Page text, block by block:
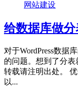
网站建设
给数据库做
对于WordPress数据
的问题。想到了分表
转载请注明出处。 优
以...